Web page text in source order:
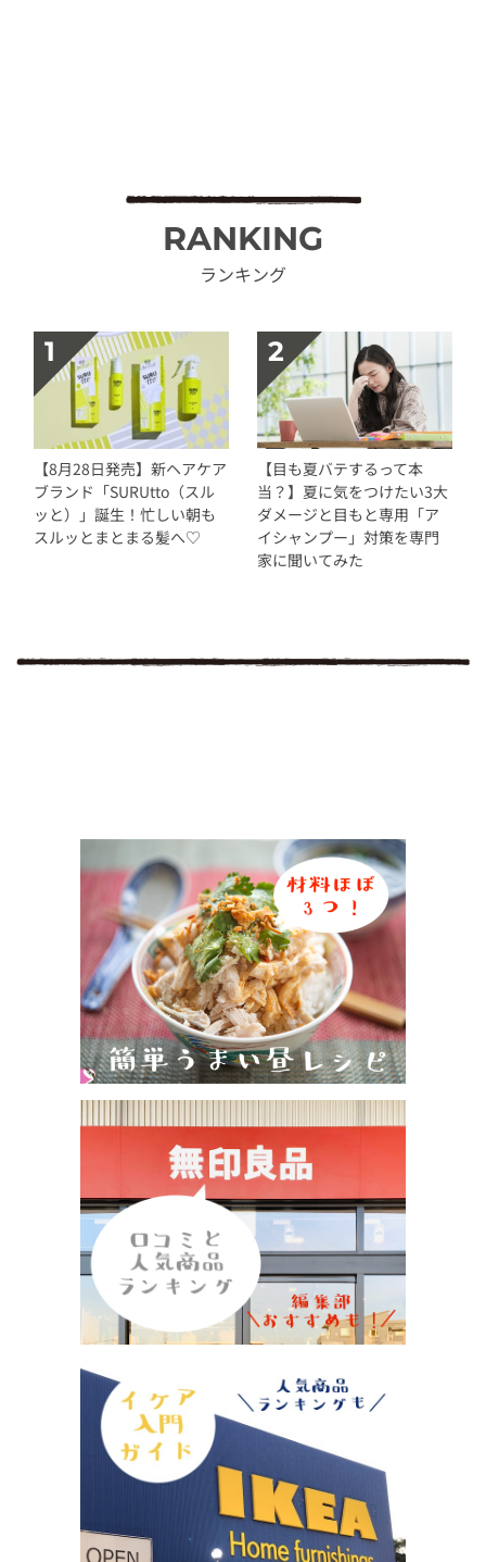
RANKING
ランキング
【8月28日発売】新ヘアケア
ブランド「SURUtto（スル
ッと）」誕生！忙しい朝も
スルッとまとまる髪へ♡
【目も夏バテするって本
当？】夏に気をつけたい3大
ダメージと目もと専用「ア
イシャンプー」対策を専門
家に聞いてみた